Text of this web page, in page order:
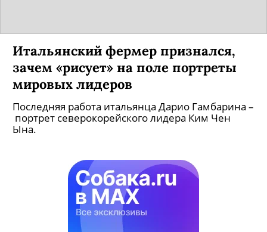
Итальянский фермер признался,
зачем «рисует» на поле портреты
мировых лидеров
Последняя работа итальянца Дарио Гамбарина –
портрет северокорейского лидера Ким Чен
Ына.